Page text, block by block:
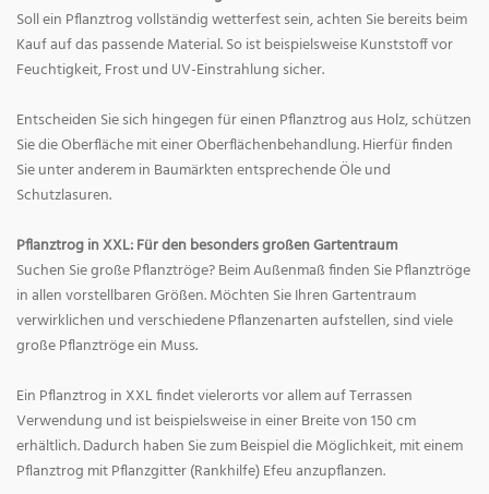
Soll ein Pflanztrog vollständig wetterfest sein, achten Sie bereits beim
Kauf auf das passende Material. So ist beispielsweise Kunststoff vor
Feuchtigkeit, Frost und UV-Einstrahlung sicher.
Entscheiden Sie sich hingegen für einen Pflanztrog aus Holz, schützen
Sie die Oberfläche mit einer Oberflächenbehandlung. Hierfür finden
Sie unter anderem in Baumärkten entsprechende Öle und
Schutzlasuren.
Pflanztrog in XXL: Für den besonders großen Gartentraum
Suchen Sie große Pflanztröge? Beim Außenmaß finden Sie Pflanztröge
in allen vorstellbaren Größen. Möchten Sie Ihren Gartentraum
verwirklichen und verschiedene Pflanzenarten aufstellen, sind viele
große Pflanztröge ein Muss.
Ein Pflanztrog in XXL findet vielerorts vor allem auf Terrassen
Verwendung und ist beispielsweise in einer Breite von 150 cm
erhältlich. Dadurch haben Sie zum Beispiel die Möglichkeit, mit einem
Pflanztrog mit Pflanzgitter (Rankhilfe) Efeu anzupflanzen.